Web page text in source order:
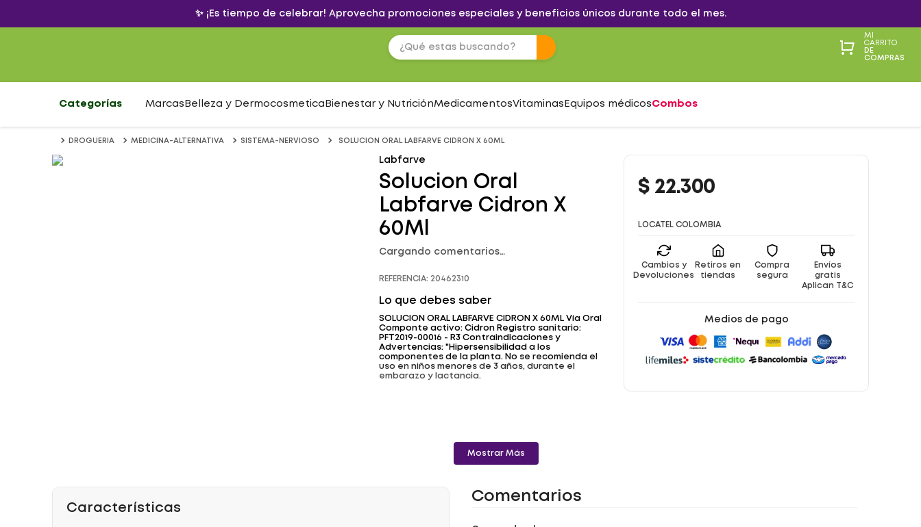
✨ ¡Es tiempo de celebrar! Aprovecha promociones especiales y beneficios únicos durante todo el mes.
MI
CARRITO
DE
COMPRAS
Categorías Marcas Belleza y Dermocosmetica Bienestar y NutriciónMedicamentosVitaminas Equipos médicosCombos
DROGUERIA MEDICINA-ALTERNATIVA SISTEMA-NERVIOSO SOLUCION ORAL LABFARVE CIDRON X 60ML
Labfarve
Solucion Oral
Labfarve Cidron X
60Ml
Cargando comentarios…
REFERENCIA: 20462310
Lo que debes saber
SOLUCION ORAL LABFARVE CIDRON X 60ML Vía Oral
Componte activo: Cidron Registro sanitario:
PFT2019-00016 - R3 Contraindicaciones y
Advertencias: "Hipersensibilidad a los
componentes de la planta. No se recomienda el
uso en niños menores de 3 años, durante el
embarazo y lactancia.
Mostrar Más
$ 22.300
LOCATEL COLOMBIA
Cambios y
Devoluciones
Retiros en
tiendas
Compra
segura
Envíos
gratis
Aplican T&C
Medios de pago
Características
Comentarios